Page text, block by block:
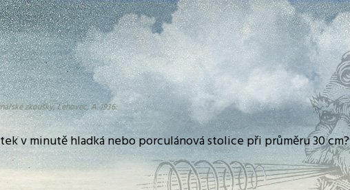
zkoušky, Lehovec, A. 1936:
v minutě hladká nebo porculánová stolice při průměru 30 cm?